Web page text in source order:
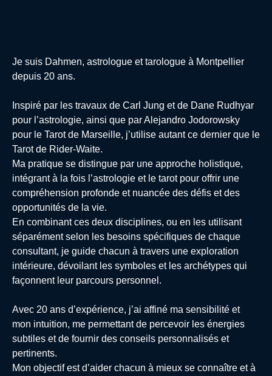
Je suis Dahmen, astrologue et tarologue à Montpellier
depuis 20 ans.
Inspiré par les travaux de Carl Jung et de Dane Rudhyar
pour l’astrologie, ainsi que par Alejandro Jodorowsky
pour le Tarot de Marseille, j’utilise autant ce dernier que le
Tarot de Rider-Waite.
Ma pratique se distingue par une approche holistique,
intégrant à la fois l’astrologie et le tarot pour offrir une
compréhension profonde et nuancée des défis et des
opportunités de la vie.
En combinant ces deux disciplines, ou en les utilisant
séparément selon les besoins spécifiques de chaque
consultant, je guide chacun à travers une exploration
intérieure, dévoilant les symboles et les archétypes qui
façonnent leur parcours personnel.
Avec 20 ans d’expérience, j’ai affiné ma sensibilité et
mon intuition, me permettant de percevoir les énergies
subtiles et de fournir des conseils personnalisés et
pertinents.
Mon objectif est d’aider chacun à mieux se connaître et à